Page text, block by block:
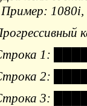
1080i,
1:
2:
3: